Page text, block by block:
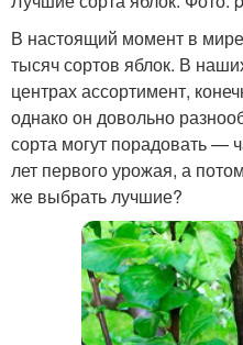
В настоящий момент в
тысяч сортов яблок. В
центрах ассортимент,
однако он довольно
сорта могут порадовать —
лет первого урожая, а
же выбрать лучшие?